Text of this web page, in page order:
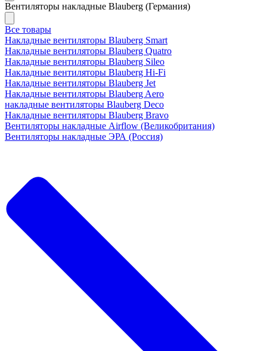
Вентиляторы накладные Blauberg (Германия)
Все товары
Накладные вентиляторы Blauberg Smart
Накладные вентиляторы Blauberg Quatro
Накладные вентиляторы Blauberg Sileo
Накладные вентиляторы Blauberg Hi-Fi
Накладные вентиляторы Blauberg Jet
Накладные вентиляторы Blauberg Aero
накладные вентиляторы Blauberg Deco
Накладные вентиляторы Blauberg Bravo
Вентиляторы накладные Airflow (Великобритания)
Вентиляторы накладные ЭРА (Россия)